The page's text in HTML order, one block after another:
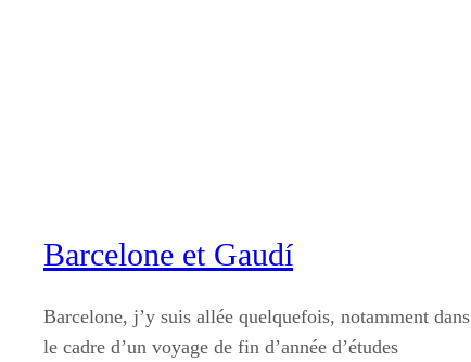
Barcelone et Gaudí
Barcelone, j’y suis allée quelquefois, notamment dans
le cadre d’un voyage de fin d’année d’études